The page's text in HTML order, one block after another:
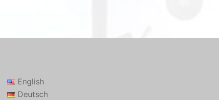
English
Deutsch